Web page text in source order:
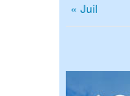
« Juil